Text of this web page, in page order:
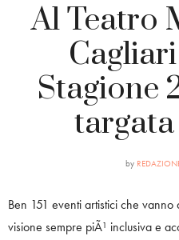
Al Teatro
Stagione
by
Ben 151 eventi artistici che
visione sempre piÃ¹ inclusiva e